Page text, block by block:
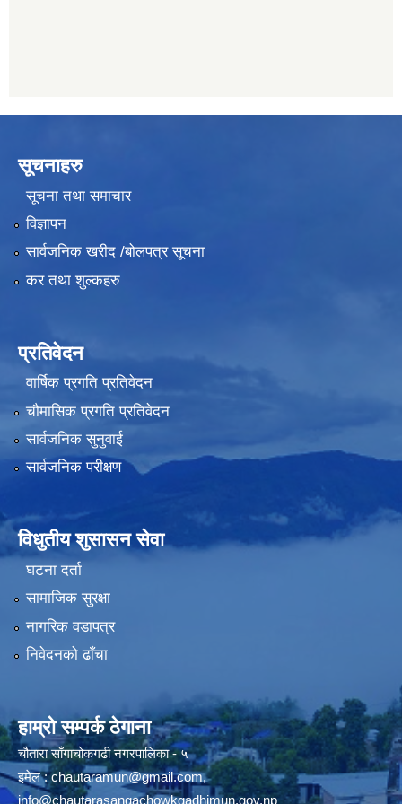
सूचनाहरु
सूचना तथा समाचार
विज्ञापन
सार्वजनिक खरीद /बोलपत्र सूचना
कर तथा शुल्कहरु
प्रतिवेदन
वार्षिक प्रगति प्रतिवेदन
चौमासिक प्रगति प्रतिवेदन
सार्वजनिक सुनुवाई
सार्वजनिक परीक्षण
विधुतीय शुसासन सेवा
घटना दर्ता
सामाजिक सुरक्षा
नागरिक वडापत्र
निवेदनको ढाँचा
हाम्रो सम्पर्क ठेगाना
चौतारा साँगाचोकगढी नगरपालिका - ५
इमेल :chautaramun@gmail.com,
info@chautarasangachowkgadhimun.gov.np